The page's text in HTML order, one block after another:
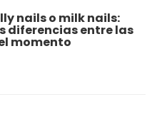
nails o milk nails:
diferencias entre las
momento